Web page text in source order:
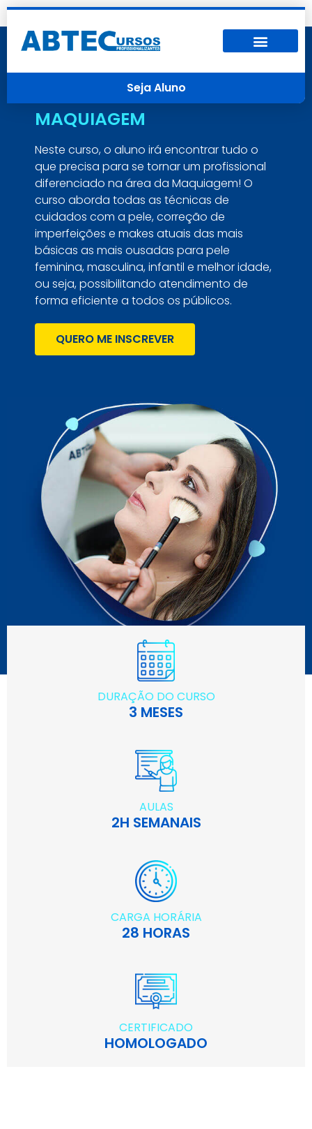
Seja Aluno
MAQUIAGEM
Neste curso, o aluno irá encontrar tudo o
que precisa para se tornar um profissional
diferenciado na área da Maquiagem! O
curso aborda todas as técnicas de
cuidados com a pele, correção de
imperfeições e makes atuais das mais
básicas as mais ousadas para pele
feminina, masculina, infantil e melhor idade,
ou seja, possibilitando atendimento de
forma eficiente a todos os públicos.
QUERO ME INSCREVER
DURAÇÃO DO CURSO
3 MESES
AULAS
2H SEMANAIS
CARGA HORÁRIA
28 HORAS
CERTIFICADO
HOMOLOGADO